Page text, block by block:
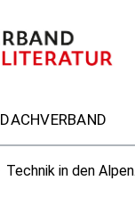
DACHVERBAND
Technik in den